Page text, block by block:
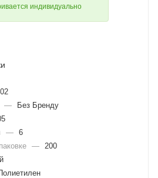
индивидуально
—
Без Бренду
— 6
—
200